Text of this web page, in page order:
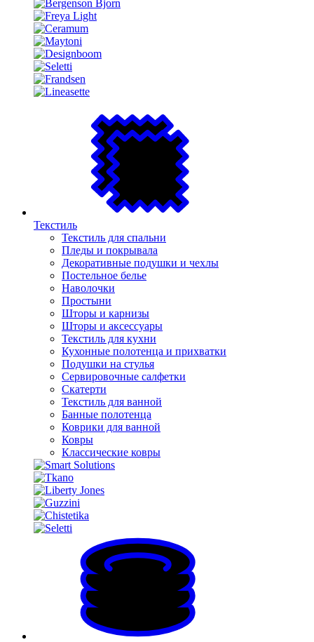
Текстиль
Текстиль для спальни
Пледы и покрывала
Декоративные подушки и чехлы
Постельное белье
Наволочки
Простыни
Шторы и карнизы
Шторы и аксессуары
Текстиль для кухни
Кухонные полотенца и прихватки
Подушки на стулья
Сервировочные салфетки
Скатерти
Текстиль для ванной
Банные полотенца
Коврики для ванной
Ковры
Классические ковры